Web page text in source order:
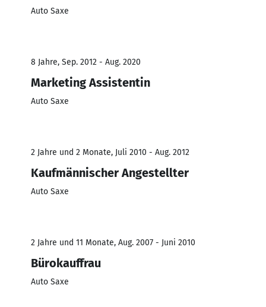
Auto Saxe
8 Jahre, Sep. 2012 - Aug. 2020
Marketing Assistentin
Auto Saxe
2 Jahre und 2 Monate, Juli 2010 - Aug. 2012
Kaufmännischer Angestellter
Auto Saxe
2 Jahre und 11 Monate, Aug. 2007 - Juni 2010
Bürokauffrau
Auto Saxe